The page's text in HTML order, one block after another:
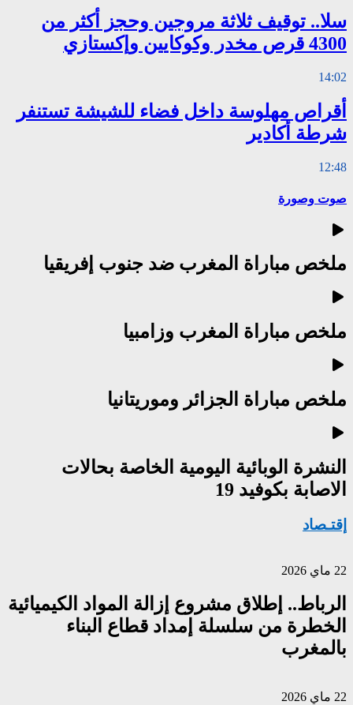
سلا.. توقيف ثلاثة مروجين وحجز أكثر من
4300 قرص مخدر وكوكايين وإكستازي
14:02
أقراص مهلوسة داخل فضاء للشيشة تستنفر
شرطة أكادير
12:48
صوت وصورة
ملخص مباراة المغرب ضد جنوب إفريقيا
ملخص مباراة المغرب وزامبيا
ملخص مباراة الجزائر وموريتانيا
النشرة الوبائية اليومية الخاصة بحالات
الاصابة بكوفيد 19
إقتـصاد
22 ماي 2026
الرباط.. إطلاق مشروع إزالة المواد الكيميائية
الخطرة من سلسلة إمداد قطاع البناء
بالمغرب
22 ماي 2026